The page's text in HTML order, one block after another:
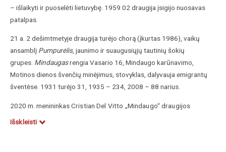
– išlaikyti ir puoselėti lietuvybę. 1959 02 draugija įsigijo nuosavas
patalpas.
21 a. 2 dešimtmetyje draugija turėjo chorą (įkurtas 1986), vaikų
ansamblį Pumpurėlis, jaunimo ir suaugusiųjų tautinių šokių
grupes. Mindaugasrengia Vasario 16, Mindaugo karūnavimo,
Motinos dienos švenčių minėjimus, stovyklas, dalyvauja emigrantų
šventėse. 1931 turėjo 31, 1935 – 234, 2008 – 88 narius.
2020 m. menininkasCristian Del Vitto „Mindaugo“ draugijos
patalpose sukūrė karalių Mindaugą vaizduojantį sgrafitą.
Išskleisti